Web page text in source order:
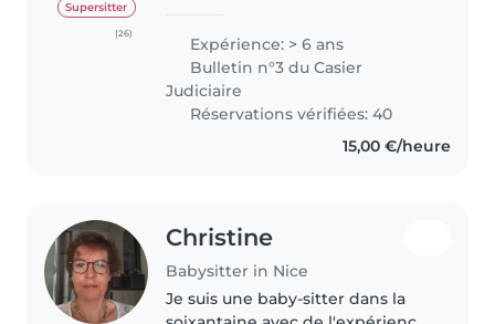
Supersitter
(26)
English and have some
knowledge of Spanish. I have a
good..
Expérience: > 6 ans
Bulletin n°3 du Casier
Judiciaire
Réservations vérifiées: 40
15,00 €/heure
Christine
Babysitter in Nice
Je suis une baby-sitter dans la